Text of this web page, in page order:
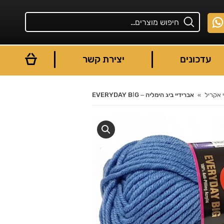
עדכונים יצירת קשר
You are here: אקריל אברידיי ביג הימליה – EVERYDAY BİG